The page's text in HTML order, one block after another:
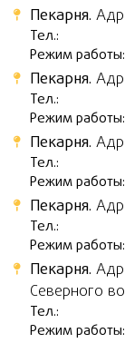
Пекарня.
Тел.:
Режим работы:
Пекарня.
Тел.:
Режим работы:
Пекарня.
Тел.:
Режим работы:
Пекарня.
Тел.:
Режим работы:
Пекарня.
Северного
Тел.:
Режим работы: